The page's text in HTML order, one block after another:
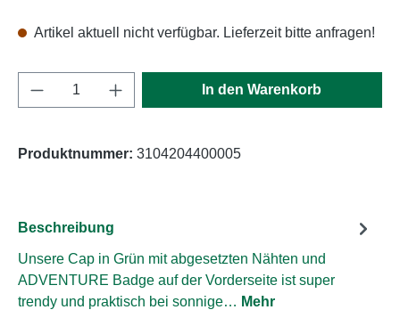
Artikel aktuell nicht verfügbar. Lieferzeit bitte anfragen!
Produkt Anzahl: Gib den gewünschten
In den Warenkorb
Produktnummer: 3104204400005
Beschreibung
Unsere Cap in Grün mit abgesetzten Nähten und
ADVENTURE Badge auf der Vorderseite ist super
trendy und praktisch bei sonnige… Mehr